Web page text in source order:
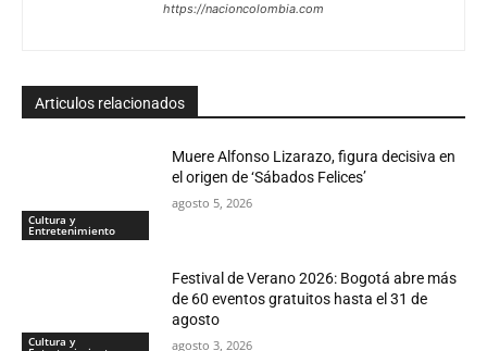
https://nacioncolombia.com
Articulos relacionados
Cultura y
Entretenimiento
Muere Alfonso Lizarazo, figura decisiva en
el origen de ‘Sábados Felices’
agosto 5, 2026
Cultura y
Festival de Verano 2026: Bogotá abre más
de 60 eventos gratuitos hasta el 31 de
agosto
agosto 3, 2026